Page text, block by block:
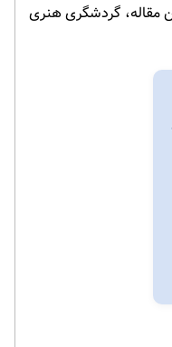
مقاله، گردشگری هنری